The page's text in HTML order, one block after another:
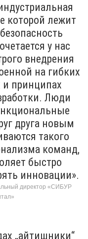
которой лежит
у нас
внедрения
на гибких
и принципах
Люди
друга новым
такого
команд,
быстро
инновации».
директор «СИБУР
„айтишники“